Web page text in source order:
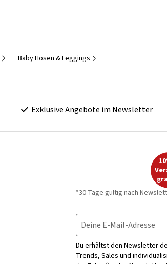
Baby Hosen & Leggings
Exklusive Angebote im Newsletter
*30 Tage gültig nach
Deine E-Mail-Adresse
Du erhältst den Newsletter
Trends, Sales und